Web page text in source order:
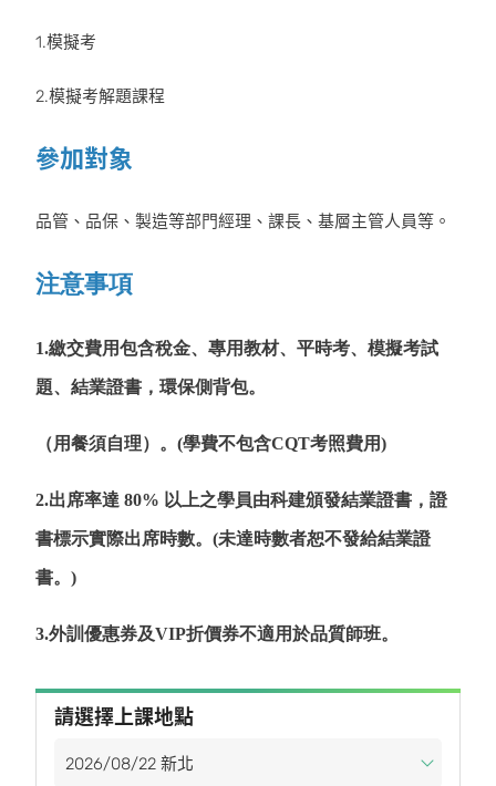
1.模擬考
2.模擬考解題課程
參加對象
品管、品保、製造等部門經理、課長、基層主管人員等。
注意事項
1.繳交費用包含稅金、專用教材、平時考、模擬考試
題、結業證書，環保側背包。
（用餐須自理）。(學費不包含CQT考照費用)
2.出席率達 80% 以上之學員由科建頒發結業證書，證
書標示實際出席時數。(未達時數者恕不發給結業證
書。)
3.外訓優惠券及VIP折價券不適用於品質師班。
請選擇上課地點